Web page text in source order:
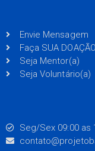
Envie Mensagem
Faça SUA DOAÇÃO
Seja Mentor(a)
Seja Voluntário(a)
Seg/Sex 09:00 as